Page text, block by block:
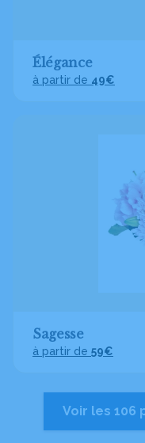
Élégance
à partir de 49€
Sagesse
à partir de 59€
Voir les 106